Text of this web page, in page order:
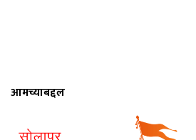
आमच्याबद्दल